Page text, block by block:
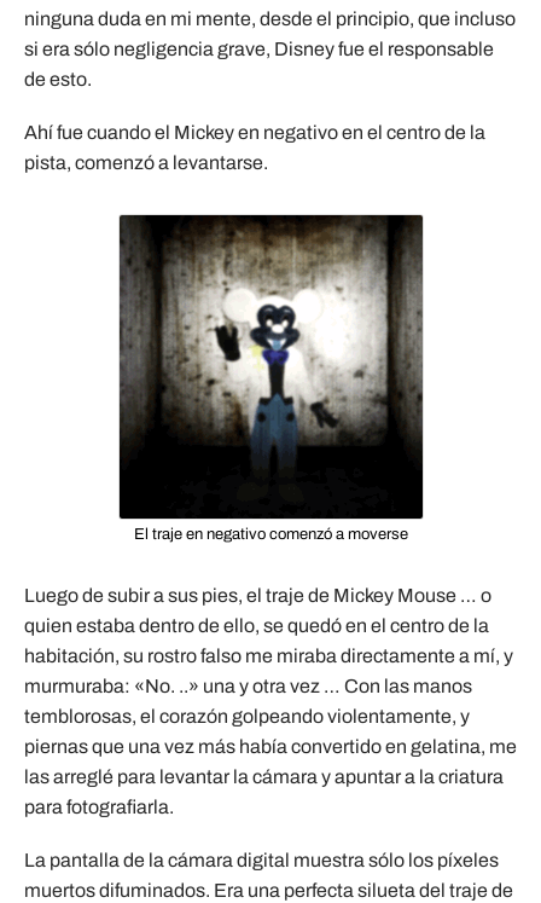
ninguna duda en mi mente, desde el principio, que incluso
si era sólo negligencia grave, Disney fue el responsable
de esto.
Ahí fue cuando el Mickey en negativo en el centro de la
pista, comenzó a levantarse.
El traje en negativo comenzó a moverse
Luego de subir a sus pies, el traje de Mickey Mouse … o
quien estaba dentro de ello, se quedó en el centro de la
habitación, su rostro falso me miraba directamente a mí, y
murmuraba: «No. ..» una y otra vez … Con las manos
temblorosas, el corazón golpeando violentamente, y
piernas que una vez más había convertido en gelatina, me
las arreglé para levantar la cámara y apuntar a la criatura
para fotografiarla.
La pantalla de la cámara digital muestra sólo los píxeles
muertos difuminados. Era una perfecta silueta del traje de